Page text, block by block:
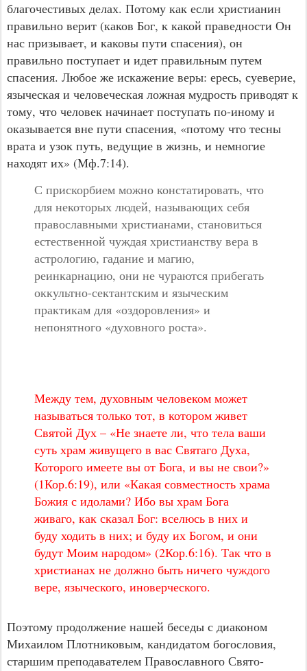
благочестивых делах. Потому как если христианин
правильно верит (каков Бог, к какой праведности Он
нас призывает, и каковы пути спасения), он
правильно поступает и идет правильным путем
спасения. Любое же искажение веры: ересь, суеверие,
языческая и человеческая ложная мудрость приводят к
тому, что человек начинает поступать по-иному и
оказывается вне пути спасения, «потому что тесны
врата и узок путь, ведущие в жизнь, и немногие
находят их» (Мф.7:14).
С прискорбием можно констатировать, что
для некоторых людей, называющих себя
православными христианами, становиться
естественной чуждая христианству вера в
астрологию, гадание и магию,
реинкарнацию, они не чураются прибегать
оккультно-сектантским и языческим
практикам для «оздоровления» и
непонятного «духовного роста».
Между тем, духовным человеком может
называться только тот, в котором живет
Святой Дух – «Не знаете ли, что тела ваши
суть храм живущего в вас Святаго Духа,
Которого имеете вы от Бога, и вы не свои?»
(1Кор.6:19), или «Какая совместность храма
Божия с идолами? Ибо вы храм Бога
живаго, как сказал Бог: вселюсь в них и
буду ходить в них; и буду их Богом, и они
будут Моим народом» (2Кор.6:16). Так что в
христианах не должно быть ничего чуждого
вере, языческого, иноверческого.
Поэтому продолжение нашей беседы с диаконом
Михаилом Плотниковым, кандидатом богословия,
старшим преподавателем Православного Свято-